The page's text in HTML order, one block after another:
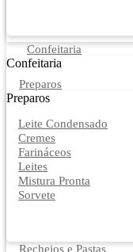
Confeitaria
Confeitaria
Preparos
Preparos
Leite Condensado
Cremes
Farináceos
Leites
Mistura Pronta
Sorvete
Recheios e Pastas